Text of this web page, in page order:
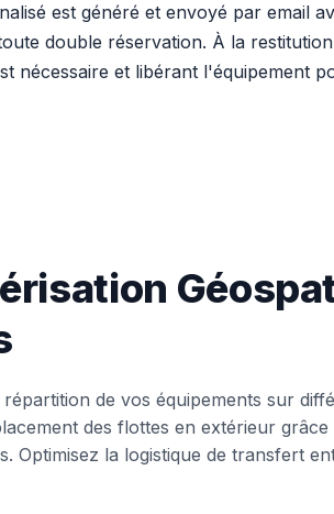
est généré et envoyé par email
double réservation. À la
nécessaire et libérant l'équipement
répartition de vos équipements sur
des flottes en extérieur
Optimisez la logistique de transfert